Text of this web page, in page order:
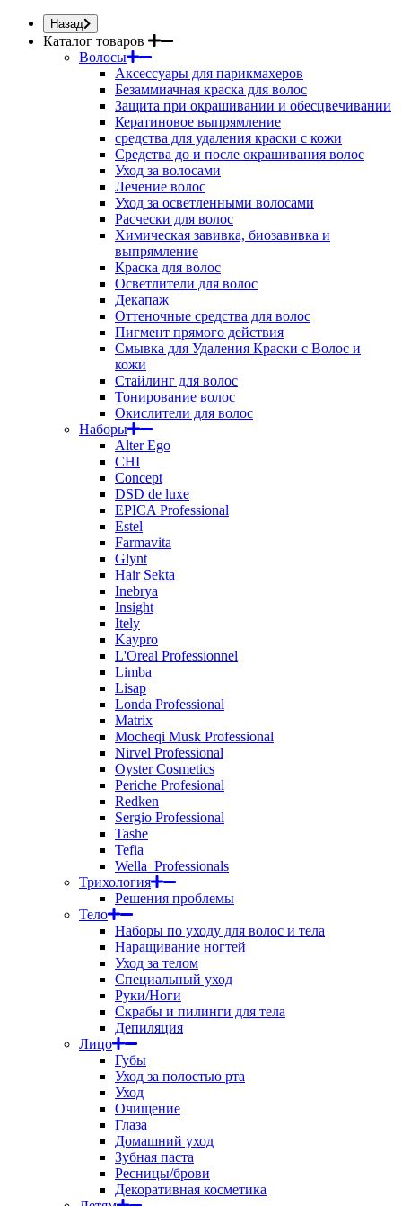
Назад
Каталог товаров
Волосы
Аксессуары для парикмахеров
Безаммиачная краска для волос
Защита при окрашивании и обесцвечивании
Кератиновое выпрямление
средства для удаления краски с кожи
Средства до и после окрашивания волос
Уход за волосами
Лечение волос
Уход за осветленными волосами
Расчески для волос
Химическая завивка, биозавивка и
выпрямление
Краска для волос
Осветлители для волос
Декапаж
Оттеночные средства для волос
Пигмент прямого действия
Смывка для Удаления Краски с Волос и
кожи
Стайлинг для волос
Тонирование волос
Окислители для волос
Наборы
Alter Ego
CHI
Concept
DSD de luxe
EPICA Professional
Estel
Farmavita
Glynt
Hair Sekta
Inebrya
Insight
Itely
Kaypro
L'Oreal Professionnel
Limba
Lisap
Londa Professional
Matrix
Mocheqi Musk Professional
Nirvel Professional
Oyster Cosmetics
Periche Profesional
Redken
Sergio Professional
Tashe
Tefia
Wella_Professionals
Трихология
Решения проблемы
Тело
Наборы по уходу для волос и тела
Наращивание ногтей
Уход за телом
Специальный уход
Руки/Ноги
Скрабы и пилинги для тела
Депиляция
Лицо
Губы
Уход за полостью рта
Уход
Очищение
Глаза
Домашний уход
Зубная паста
Ресницы/брови
Декоративная косметика